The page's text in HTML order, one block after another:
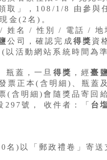
取」，108/1/8 由參與
金(2名)。
/ 姓名 / 性別 / 電話 /
公司，確認完成得獎 資
活動網站系統時間為
瓶蓋，一旦 得獎 ，經臺
票正本(含明細)、瓶蓋
(含明細)會隨獎品寄回給
297號， 收件者：「 台
名)以「郵政禮卷」寄送